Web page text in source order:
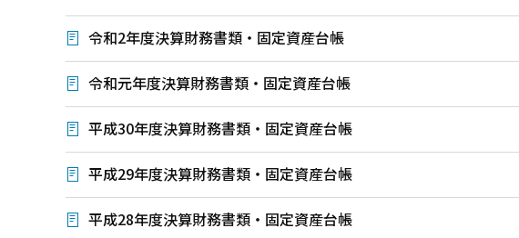
令和2年度決算財務書類・固定資産台帳
令和元年度決算財務書類・固定資産台帳
平成30年度決算財務書類・固定資産台帳
平成29年度決算財務書類・固定資産台帳
平成28年度決算財務書類・固定資産台帳